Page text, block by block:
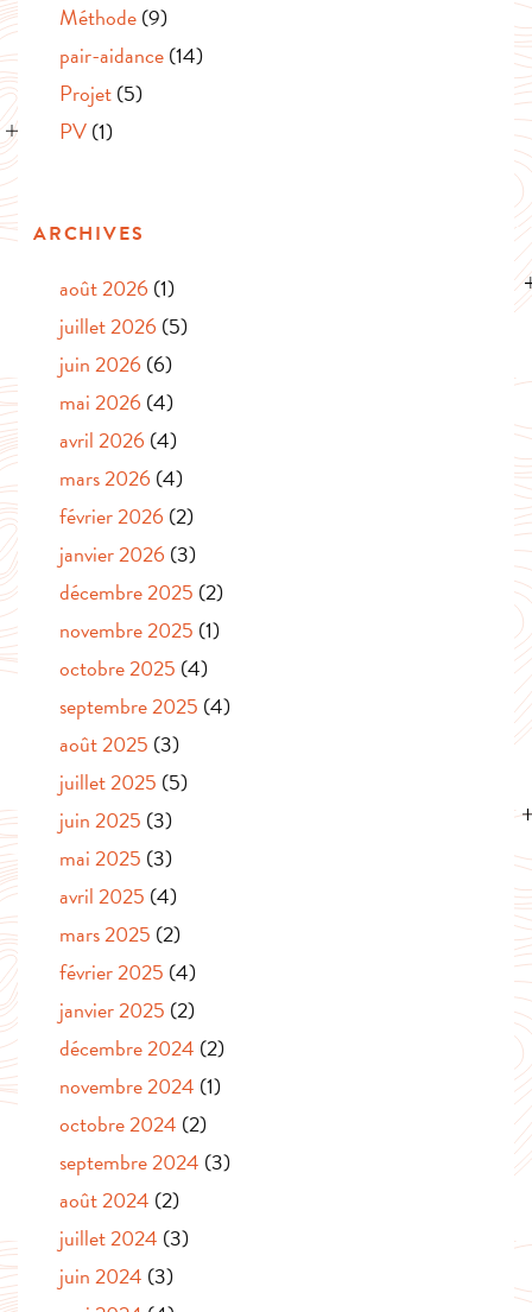
Méthode(9)
pair-aidance(14)
Projet(5)
PV(1)
ARCHIVES
août 2026 (1)
juillet 2026 (5)
juin 2026 (6)
mai 2026 (4)
avril 2026 (4)
mars 2026 (4)
février 2026 (2)
janvier 2026 (3)
décembre 2025 (2)
novembre 2025 (1)
octobre 2025 (4)
septembre 2025 (4)
août 2025 (3)
juillet 2025 (5)
juin 2025 (3)
mai 2025 (3)
avril 2025 (4)
mars 2025 (2)
février 2025 (4)
janvier 2025 (2)
décembre 2024 (2)
novembre 2024 (1)
octobre 2024 (2)
septembre 2024 (3)
août 2024 (2)
juillet 2024 (3)
juin 2024 (3)